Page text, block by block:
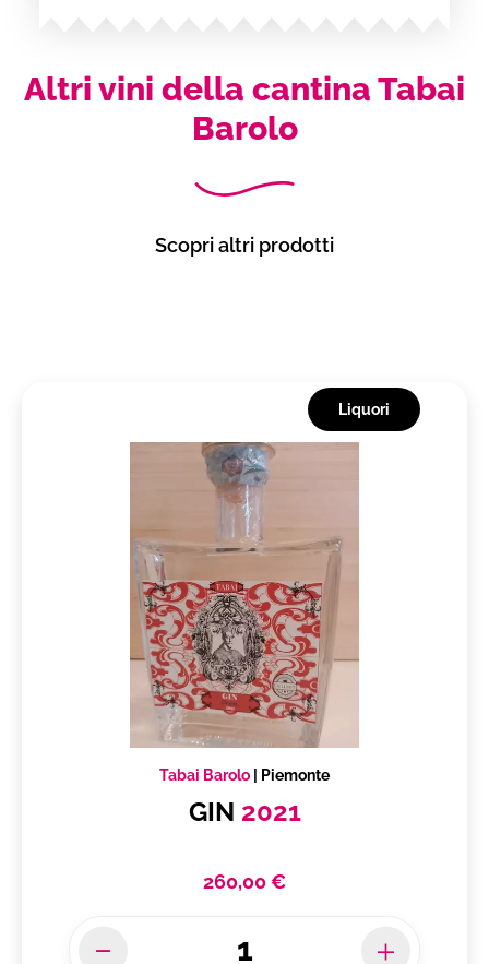
Altri vini della cantina Tabai
Barolo
Scopri altri prodotti
Liquori
Tabai Barolo Piemonte
GIN 2021
260,00 €